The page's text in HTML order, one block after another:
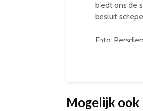
biedt ons de
besluit
Foto:
Mogelijk